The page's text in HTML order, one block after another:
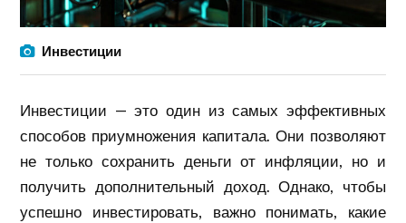
Инвестиции
Инвестиции — это один из самых эффективных
способов приумножения капитала. Они позволяют
не только сохранить деньги от инфляции, но и
получить дополнительный доход. Однако, чтобы
успешно инвестировать, важно понимать, какие